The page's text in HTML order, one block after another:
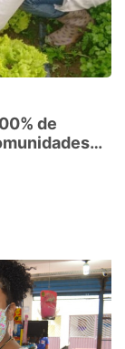
de